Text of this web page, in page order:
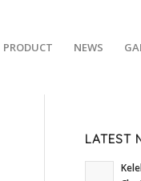
PRODUCT NEWS
LATEST